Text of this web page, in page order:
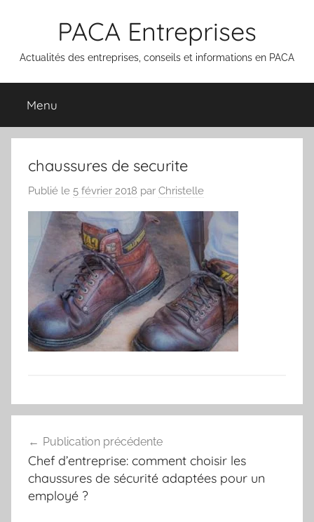
PACA Entreprises
Actualités des entreprises, conseils et informations en PACA
Menu
chaussures de securite
Publié le 5 février 2018 par Christelle
de
l’article
Publication précédente
Chef d’entreprise: comment choisir les
chaussures de sécurité adaptées pour un
employé ?